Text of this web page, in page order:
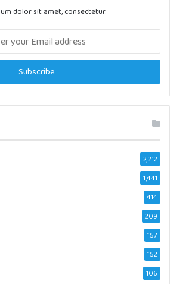
dolor sit amet, consectetur.
2,212
1,441
414
209
157
152
106